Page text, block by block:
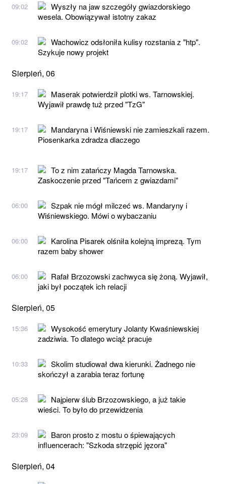
09:02
Wyszły na jaw szczegóły gwiazdorskiego
wesela. Obowiązywał istotny zakaz
09:02
Wachowicz odsłoniła kulisy rozstania z "htp".
Szykuje nowy projekt
Sierpień, 06
19:17
Maserak potwierdził plotki ws. Tarnowskiej.
Wyjawił prawdę tuż przed "TzG"
19:17
Mandaryna i Wiśniewski nie zamieszkali razem.
Piosenkarka zdradza dlaczego
19:17
To z nim zatańczy Magda Tarnowska.
Zaskoczenie przed "Tańcem z gwiazdami"
06:00
Szpak nie mógł milczeć ws. Mandaryny i
Wiśniewskiego. Mówi o wybaczaniu
06:00
Karolina Pisarek olśniła kolejną imprezą. Tym
razem baby shower
06:00
Rafał Brzozowski zachwyca się żoną. Wyjawił,
jaki był początek ich relacji
Sierpień, 05
15:36
Wysokość emerytury Jolanty Kwaśniewskiej
zadziwia. To dlatego wciąż pracuje
10:33
Skolim studiował dwa kierunki. Żadnego nie
skończył a zarabia teraz fortunę
05:28
Najpierw ślub Brzozowskiego, a już takie
wieści. To było do przewidzenia
23:09
Baron prosto z mostu o śpiewających
influencerach: "Szkoda strzępić jęzora"
Sierpień, 04